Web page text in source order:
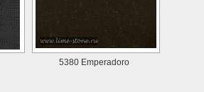
5380 Emperadoro